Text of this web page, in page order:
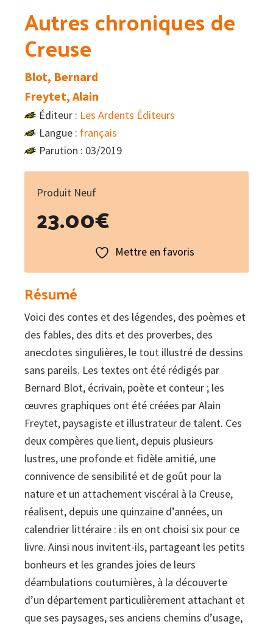
Autres chroniques de
Creuse
Blot, Bernard
Freytet, Alain
Éditeur : Les Ardents Éditeurs
Langue : français
Parution : 03/2019
Produit Neuf
23.00€
Mettre en favoris
Résumé
Voici des contes et des légendes, des poèmes et
des fables, des dits et des proverbes, des
anecdotes singulières, le tout illustré de dessins
sans pareils. Les textes ont été rédigés par
Bernard Blot, écrivain, poète et conteur ; les
œuvres graphiques ont été créées par Alain
Freytet, paysagiste et illustrateur de talent. Ces
deux compères que lient, depuis plusieurs
lustres, une profonde et fidèle amitié, une
connivence de sensibilité et de goût pour la
nature et un attachement viscéral à la Creuse,
réalisent, depuis une quinzaine d’années, un
calendrier littéraire : ils en ont choisi six pour ce
livre. Ainsi nous invitent-ils, partageant les petits
bonheurs et les grandes joies de leurs
déambulations coutumières, à la découverte
d’un département particulièrement attachant et
que ses paysages, ses anciens chemins d’usage,